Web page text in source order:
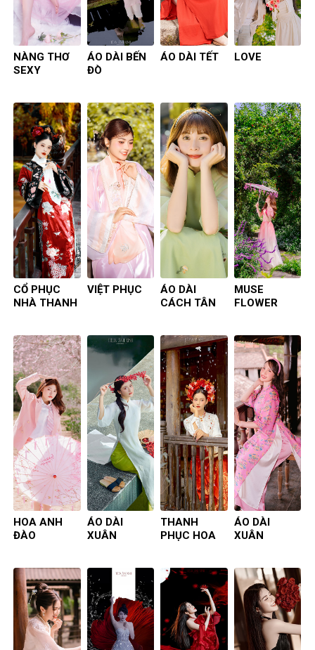
NÀNG THƠ
SEXY
ÁO DÀI BẾN
ĐÒ
ÁO DÀI TẾT LOVE
CỔ PHỤC
NHÀ THANH
VIỆT PHỤC
ÁO DÀI
CÁCH TÂN
MUSE
FLOWER
HOA ANH
ĐÀO
ÁO DÀI
XUÂN
THANH
PHỤC HOA
ÁO DÀI
XUÂN